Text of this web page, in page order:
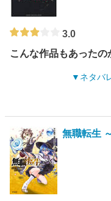
3.0
こんな作品もあったの
ネタバ
無職転生